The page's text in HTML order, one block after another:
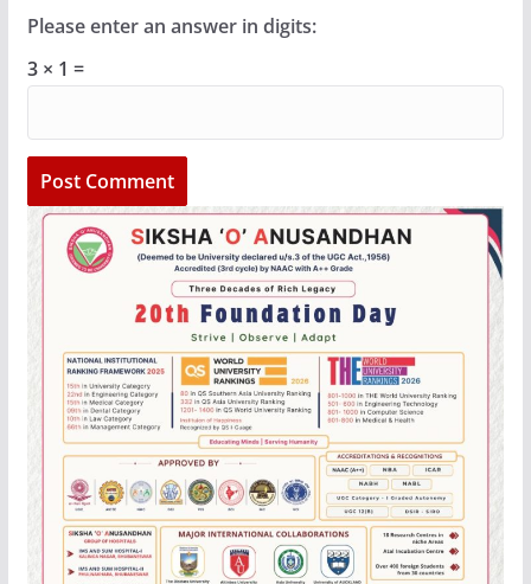
Please enter an answer in digits:
3 × 1 =